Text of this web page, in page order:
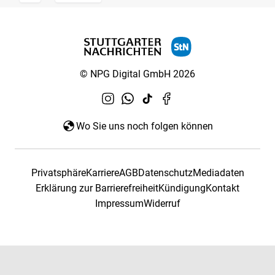
© NPG Digital GmbH 2026
Wo Sie uns noch folgen können
PrivatsphäreKarriereAGBDatenschutzMediadaten
Erklärung zur BarrierefreiheitKündigungKontakt
ImpressumWiderruf